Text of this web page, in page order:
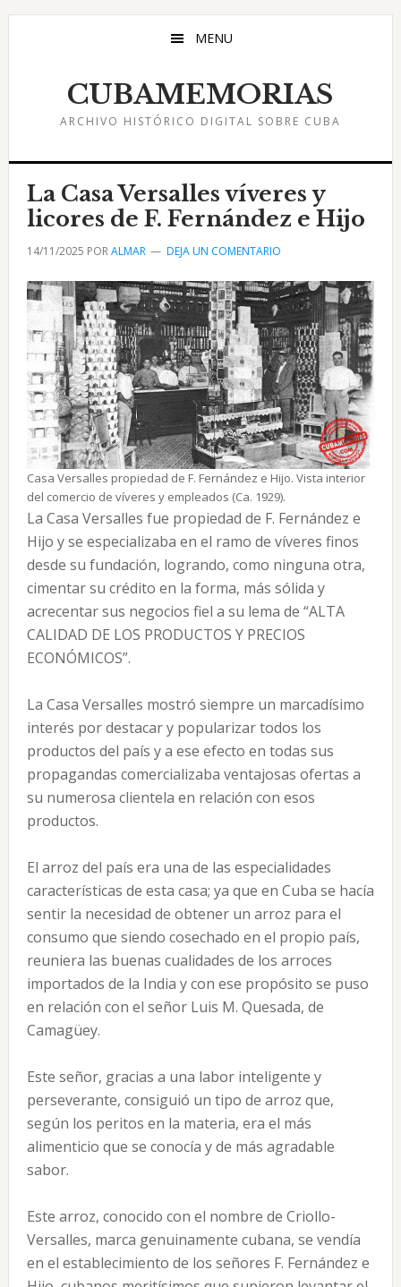
Saltar
Saltar
Saltar
MENU
CUBAMEMORIAS
ARCHIVO HISTÓRICO DIGITAL SOBRE CUBA
La Casa Versalles víveres y
licores de F. Fernández e Hijo
14/11/2025 PORALMAR DEJA UN COMENTARIO
Casa Versalles propiedad de F. Fernández e Hijo. Vista interior
del comercio de víveres y empleados (Ca. 1929).
La Casa Versalles fue propiedad de F. Fernández e
Hijo y se especializaba en el ramo de víveres finos
desde su fundación, logrando, como ninguna otra,
cimentar su crédito en la forma, más sólida y
acrecentar sus negocios fiel a su lema de “ALTA
CALIDAD DE LOS PRODUCTOS Y PRECIOS
ECONÓMICOS”.
La Casa Versalles mostró siempre un marcadísimo
interés por destacar y popularizar todos los
productos del país y a ese efecto en todas sus
propagandas comercializaba ventajosas ofertas a
su numerosa clientela en relación con esos
productos.
El arroz del país era una de las especialidades
características de esta casa; ya que en Cuba se hacía
sentir la necesidad de obtener un arroz para el
consumo que siendo cosechado en el propio país,
reuniera las buenas cualidades de los arroces
importados de la India y con ese propósito se puso
en relación con el señor Luis M. Quesada, de
Camagüey.
Este señor, gracias a una labor inteligente y
perseverante, consiguió un tipo de arroz que,
según los peritos en la materia, era el más
alimenticio que se conocía y de más agradable
sabor.
Este arroz, conocido con el nombre de Criollo-
Versalles, marca genuinamente cubana, se vendía
en el establecimiento de los señores F. Fernández e